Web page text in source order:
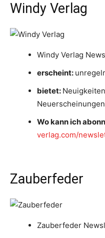
Windy Verlag
Windy Verlag
erscheint:
bietet:
Neuerscheinungen
Wo kann ich
verlag.com/
Zauberfeder
Zauberfeder